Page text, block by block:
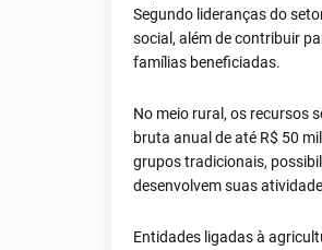
Segundo lideranças do
social, além de contribuir
famílias beneficiadas.
No meio rural, os recursos
bruta anual de até R$ 50
grupos tradicionais,
desenvolvem suas
Entidades ligadas à